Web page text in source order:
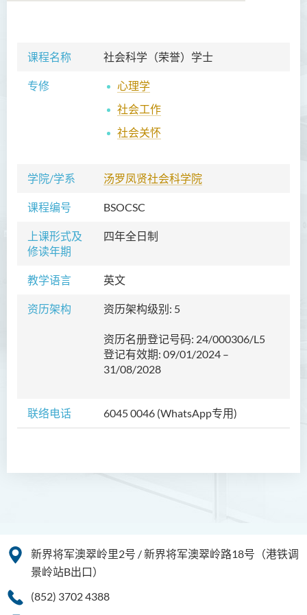
课程名称 社会科学（荣誉）学士
专修
心理学
社会工作
社会关怀
学院/学系 汤罗凤贤社会科学院
课程编号 BSOCSC
上课形式及
修读年期
四年全日制
教学语言 英文
资历架构 资历架构级别: 5
资历名册登记号码: 24/000306/L5
登记有效期: 09/01/2024 –
31/08/2028
联络电话 6045 0046 (WhatsApp专用)
翻译科技（荣誉）文学士
工商管理（荣誉）学士
管理应用学士
犯罪及安保科学(荣誉)学士
幼儿教育（荣誉）学士 (全日
制)
护理学（荣誉）学士
护理学（荣誉）学士 (应用学
位学额)
人工智能（荣誉）理学士 (兼
社区健康与实践﹙荣誉﹚理
新界将军澳翠岭里2号 / 新界将军澳翠岭路18号（港铁调
景岭站B出口）
(852) 3702 4388